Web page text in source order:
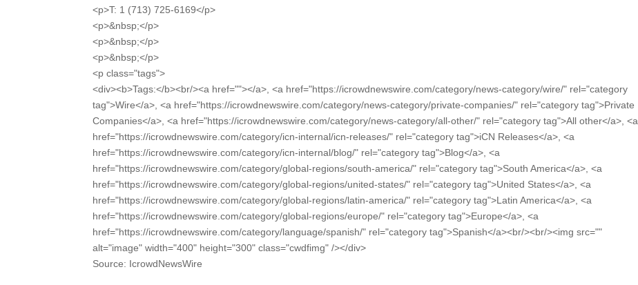
<p>T: 1 (713) 725-6169</p>
<p>&nbsp;</p>
<p>&nbsp;</p>
<p>&nbsp;</p>
<p class="tags">
<div><b>Tags:</b><br/><a href=""></a>, <a href="https://icrowdnewswire.com/category/news-category/wire/" rel="category
tag">Wire</a>, <a href="https://icrowdnewswire.com/category/news-category/private-companies/" rel="category tag">Private
Companies</a>, <a href="https://icrowdnewswire.com/category/news-category/all-other/" rel="category tag">All other</a>, <a
href="https://icrowdnewswire.com/category/icn-internal/icn-releases/" rel="category tag">iCN Releases</a>, <a
href="https://icrowdnewswire.com/category/icn-internal/blog/" rel="category tag">Blog</a>, <a
href="https://icrowdnewswire.com/category/global-regions/south-america/" rel="category tag">South America</a>, <a
href="https://icrowdnewswire.com/category/global-regions/united-states/" rel="category tag">United States</a>, <a
href="https://icrowdnewswire.com/category/global-regions/latin-america/" rel="category tag">Latin America</a>, <a
href="https://icrowdnewswire.com/category/global-regions/europe/" rel="category tag">Europe</a>, <a
href="https://icrowdnewswire.com/category/language/spanish/" rel="category tag">Spanish</a><br/><br/><img src=""
alt="image" width="400" height="300" class="cwdfimg" /></div>
Source: IcrowdNewsWire